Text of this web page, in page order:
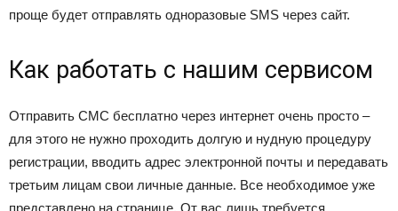
проще будет отправлять одноразовые SMS через сайт.
Как работать с нашим сервисом
Отправить СМС бесплатно через интернет очень просто –
для этого не нужно проходить долгую и нудную процедуру
регистрации, вводить адрес электронной почты и передавать
третьим лицам свои личные данные. Все необходимое уже
представлено на странице. От вас лишь требуется